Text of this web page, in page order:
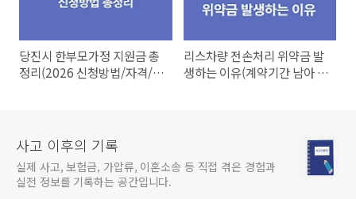
당진시 한부모가정 지원금 총
정리(2026 신청방법/자격/금
리스차량 전손처리 위약금 발
생하는 이유(계약기간 남아 있
사고 이후의 기록
실제 사고, 보험금, 가압류, 이혼소송 등 직접 겪은 경험과
실전 정보를 기록하는 공간입니다.